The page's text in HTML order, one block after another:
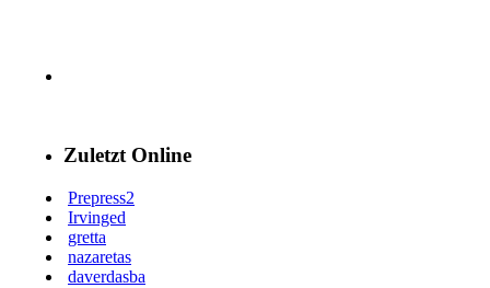
Zuletzt Online
Prepress2
Irvinged
gretta
nazaretas
daverdasba